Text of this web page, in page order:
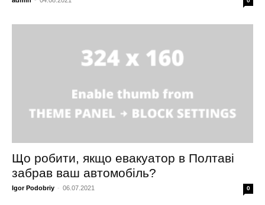
Що робити, якщо евакуатор в Полтаві
забрав ваш автомобіль?
Igor Podobriy - 06.07.2021 0